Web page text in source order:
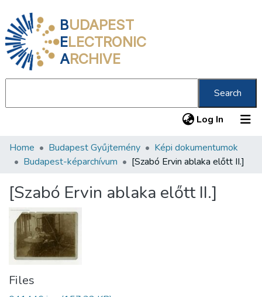
BUDAPEST
ELECTRONIC
ARCHIVE
Search
Log In (current)
Communities & Collections
Statistics
About us
Home Budapest Gyűjtemény
Képi dokumentumok
Budapest-képarchívum
[Szabó Ervin ablaka előtt II.]
[Szabó Ervin ablaka előtt II.]
Files